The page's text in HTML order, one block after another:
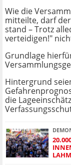
Wie die
mitteilte, darf
stand – Trotz
verteidigen!"
Grundlage
Hintergrund
die